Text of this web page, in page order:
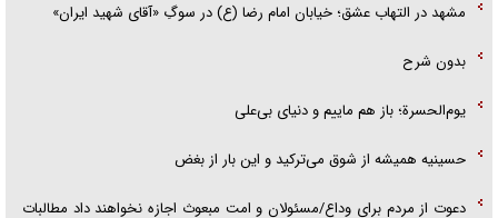
مشهد در التهاب عشق؛ خیابان امام رضا (ع) در سوگِ «آقای شهید ایران»
بدون شرح
یوم‌الحسرة؛ باز هم ماییم و دنیای بی‌علی
حسینیه همیشه از شوق می‌ترکید و این بار از بغض
دعوت از مردم برای وداع/مسئولان و امت مبعوث اجازه نخواهند داد مطالبات